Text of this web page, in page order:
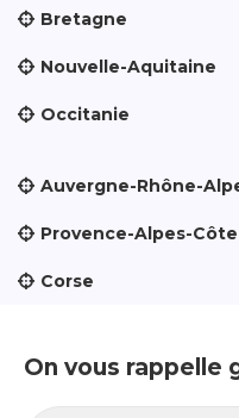
Bretagne
Nouvelle-Aquitaine
Occitanie
Auvergne-Rhône-
Provence-Alpes-
Corse
On vous rappelle